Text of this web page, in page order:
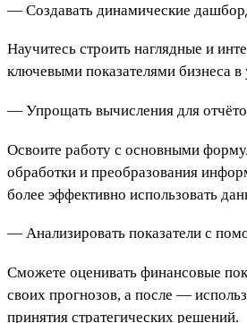
— Создавать динамические
Научитесь строить наглядные и
ключевыми показателями бизнеса
— Упрощать вычисления для
Освоите работу с основными
обработки и преобразования
более эффективно использовать
— Анализировать показатели с
Сможете оценивать финансовые
своих прогнозов, а после —
принятия стратегических решений.